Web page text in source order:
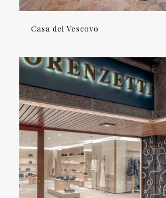
Casa del Vescovo